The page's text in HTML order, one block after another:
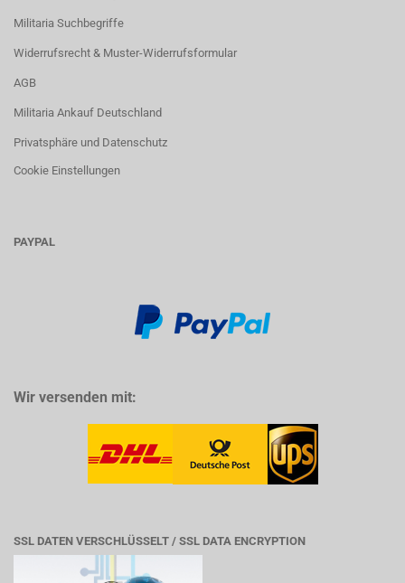
Militaria Suchbegriffe
Widerrufsrecht & Muster-Widerrufsformular
AGB
Militaria Ankauf Deutschland
Privatsphäre und Datenschutz
Cookie Einstellungen
PAYPAL
Wir versenden mit:
SSL DATEN VERSCHLÜSSELT / SSL DATA ENCRYPTION